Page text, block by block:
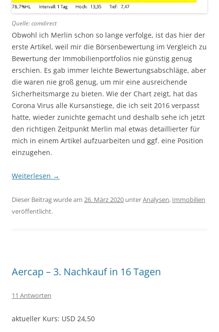
Quelle: comdirect
Obwohl ich Merlin schon so lange verfolge, ist das hier der
erste Artikel, weil mir die Börsenbewertung im Vergleich zu
Bewertung der Immobilienportfolios nie günstig genug
erschien. Es gab immer leichte Bewertungsabschläge, aber
die waren nie groß genug, um mir eine ausreichende
Sicherheitsmarge zu bieten. Wie der Chart zeigt, hat das
Corona Virus alle Kursanstiege, die ich seit 2016 verpasst
hatte, wieder zunichte gemacht und deshalb sehe ich jetzt
den richtigen Zeitpunkt Merlin mal etwas detaillierter für
mich in einem Artikel aufzuarbeiten und ggf. eine Position
einzugehen.
Weiterlesen →
Dieser Beitrag wurde am 26. März 2020 unterAnalysen, Immobilien
veröffentlicht.
Aercap – 3. Nachkauf in 16 Tagen
11 Antworten
aktueller Kurs: USD 24,50